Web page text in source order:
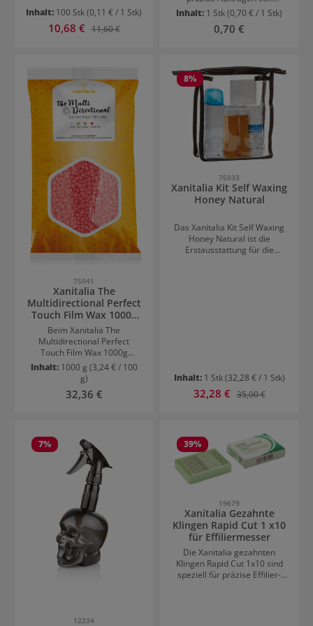
latexfreien
Materialzusammensetzung
sind sie besonders
sorgt für sicheren Halt bei
allen Arbeiten, während das
widerstandsfähige Material
optimal vor
Verschmutzungen und
Chemikalien schützt.Geliefert
im praktischen 100er-Pack
sind die Einmalhandschuhe
ideal für den täglichen
Gebrauch in Friseur-,
Kosmetik- und
Hygienebereichen.
Inhalt: 100 Stk(0,11 € / 1 Stk)
Verkaufspreis:
10,68 € Regulärer Preis:
11,60 €
Haarfarben, Tönungen und
Blondierungen. Die festen
Borsten ermöglichen ein
einfache Abteilen der Haare
erleichtert.
Inhalt: 1 Stk(0,70 € / 1 Stk)
Regulärer Preis:
0,70 €
75041
Xanitalia The
Multidirectional Perfect
Touch Film Wax 1000g
Passion Fruit
Beim Xanitalia The
Multidirectional Perfect
Touch Film Wax 1000g
Passion Fruit handelt es sich
um Einweg-
Enthaarungswachs, das ohne
Streifen angewendet wird.
ist schonend zur Haut. Dieses
Warmwachs ist für die
Enthaarung jeder
Körperpartie geeignet und
kann in jede Wuchsrichtung
aufgetragen werden.
Inhalt: 1000 g (3,24 € / 100
g)
Regulärer Preis:
32,36 €
8%
75033
Xanitalia Kit Self Waxing
Honey Natural
Das Xanitalia Kit Self Waxing
Honey Natural ist die
Erstausstattung für die
Inhalt: 1 Stk(32,28 € / 1 Stk)
Verkaufspreis:
32,28 € Regulärer Preis:
35,00 €
7%
12234
39%
19679
Xanitalia Gezahnte
Klingen Rapid Cut 1 x10
für Effiliermesser
Die Xanitalia gezahnten
Klingen Rapid Cut 1x10 sind
speziell für präzise Effilier-